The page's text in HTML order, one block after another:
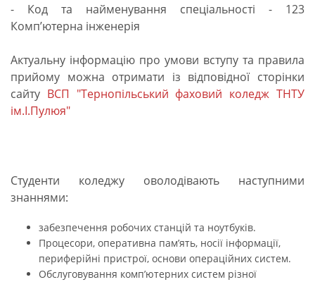
- Код та найменування спеціальності - 123
Комп’ютерна інженерія
Актуальну інформацію про умови вступу та правила
прийому можна отримати із відповідної сторінки
сайту ВСП "Тернопільський фаховий коледж ТНТУ
ім.І.Пулюя"
Студенти коледжу оволодівають наступними
знаннями:
забезпечення робочих станцій та ноутбуків.
Процесори, оперативна пам’ять, носії інформації,
периферійні пристрої, основи операційних систем.
Обслуговування комп’ютерних систем різної